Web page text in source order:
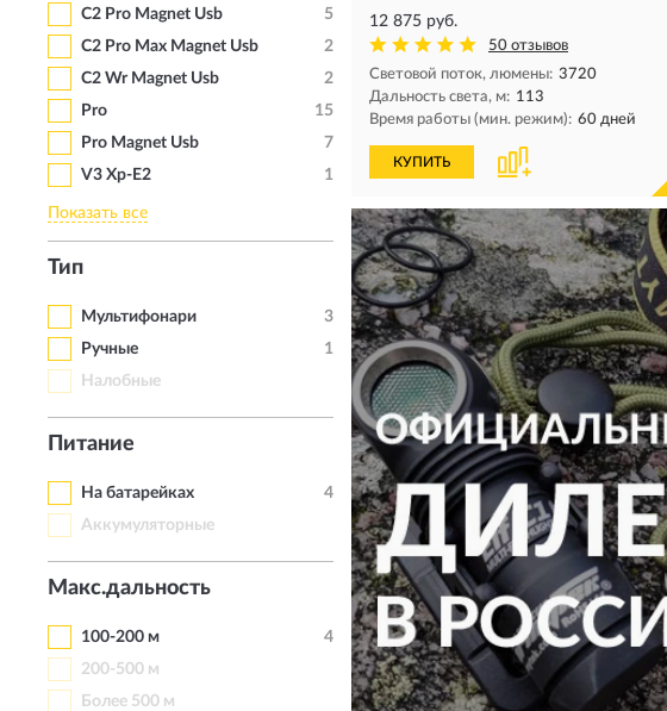
C2 Pro Magnet Usb
5
C2 Pro Max Magnet Usb
2
C2 Wr Magnet Usb
2
Pro
15
Pro Magnet Usb
7
V3 Xp-E2
1
Показать все
Тип
Мультифонари
3
Ручные
1
Налобные
Питание
На батарейках
4
Аккумуляторные
Макс.дальность
100-200 м
4
200-500 м
Более 500 м
12 875 руб.
50 отзывов
Световой поток, люмены: 3720
Дальность света, м: 113
Время работы (мин. режим): 60 дней
КУПИТЬ